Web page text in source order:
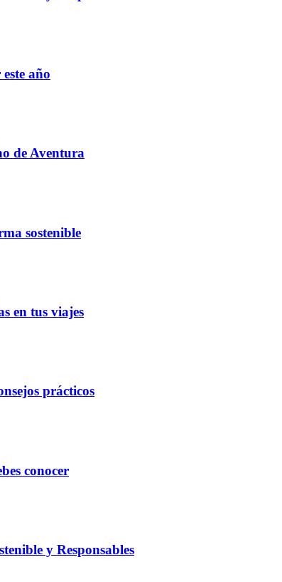
año
de Aventura
sostenible
en tus viajes
prácticos
conocer
y Responsables